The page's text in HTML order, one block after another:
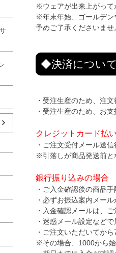
※ウェアが出来上がって
※年末年始、ゴールデン
予めご了承くださいませ
◆決済につい
・受注生産のため、注
・受注生産のため、お
クレジットカード払
・ご注文受付メール送
※引落しが商品発送前と
銀行振り込みの場合
・ご入金確認後の商品手
・必ずお振込案内メー
・入金確認メールは、
・迷惑メール設定など
・ご注文いただいてか
※その場合、1000から